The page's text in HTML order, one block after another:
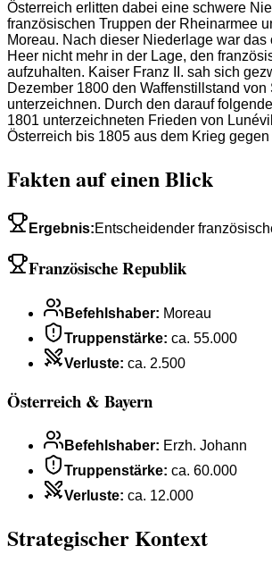
Österreich erlitten dabei eine schwere
französischen Truppen der Rheinarmee
Moreau. Nach dieser Niederlage war das
Heer nicht mehr in der Lage, den
aufzuhalten. Kaiser Franz II. sah sich
Dezember 1800 den Waffenstillstand von
unterzeichnen. Durch den darauf
1801 unterzeichneten Frieden von
Österreich bis 1805 aus dem Krieg
Fakten auf einen Blick
Ergebnis:Entscheidender
Französische Republik
Befehlshaber: Moreau
Truppenstärke: ca. 55.000
Verluste: ca. 2.500
Österreich & Bayern
Befehlshaber: Erzh. Johann
Truppenstärke: ca. 60.000
Verluste: ca. 12.000
Strategischer Kontext